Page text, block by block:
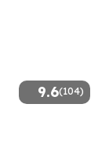
9.6(104)